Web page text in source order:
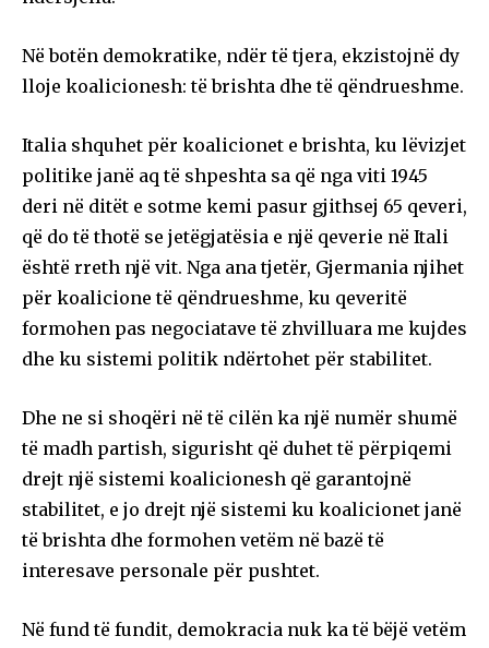
Në botën demokratike, ndër të tjera, ekzistojnë dy
lloje koalicionesh: të brishta dhe të qëndrueshme.
Italia shquhet për koalicionet e brishta, ku lëvizjet
politike janë aq të shpeshta sa që nga viti 1945
deri në ditët e sotme kemi pasur gjithsej 65 qeveri,
që do të thotë se jetëgjatësia e një qeverie në Itali
është rreth një vit. Nga ana tjetër, Gjermania njihet
për koalicione të qëndrueshme, ku qeveritë
formohen pas negociatave të zhvilluara me kujdes
dhe ku sistemi politik ndërtohet për stabilitet.
Dhe ne si shoqëri në të cilën ka një numër shumë
të madh partish, sigurisht që duhet të përpiqemi
drejt një sistemi koalicionesh që garantojnë
stabilitet, e jo drejt një sistemi ku koalicionet janë
të brishta dhe formohen vetëm në bazë të
interesave personale për pushtet.
Në fund të fundit, demokracia nuk ka të bëjë vetëm